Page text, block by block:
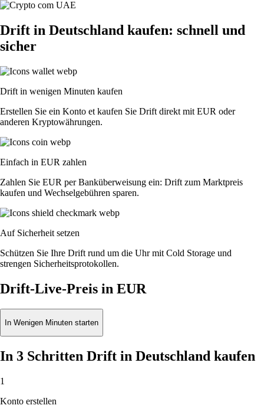
Drift in Deutschland kaufen: schnell und
sicher
Drift in wenigen Minuten kaufen
Erstellen Sie ein Konto et kaufen Sie Drift direkt mit EUR oder
anderen Kryptowährungen.
Einfach in EUR zahlen
Zahlen Sie EUR per Banküberweisung ein: Drift zum Marktpreis
kaufen und Wechselgebühren sparen.
Auf Sicherheit setzen
Schützen Sie Ihre Drift rund um die Uhr mit Cold Storage und
strengen Sicherheitsprotokollen.
Drift-Live-Preis in EUR
In Wenigen Minuten starten
In 3 Schritten Drift in Deutschland kaufen
1
Konto erstellen